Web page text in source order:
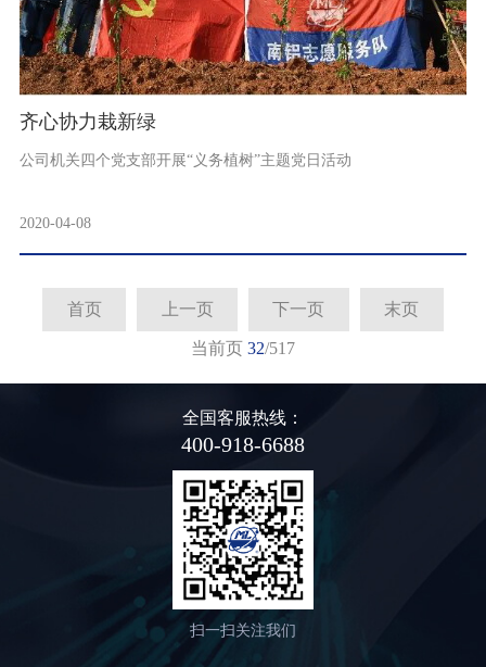
齐心协力栽新绿
公司机关四个党支部开展“义务植树”主题党日活动
2020-04-08
首页 上一页 下一页 末页
当前页 32/517
全国客服热线：
400-918-6688
扫一扫关注我们